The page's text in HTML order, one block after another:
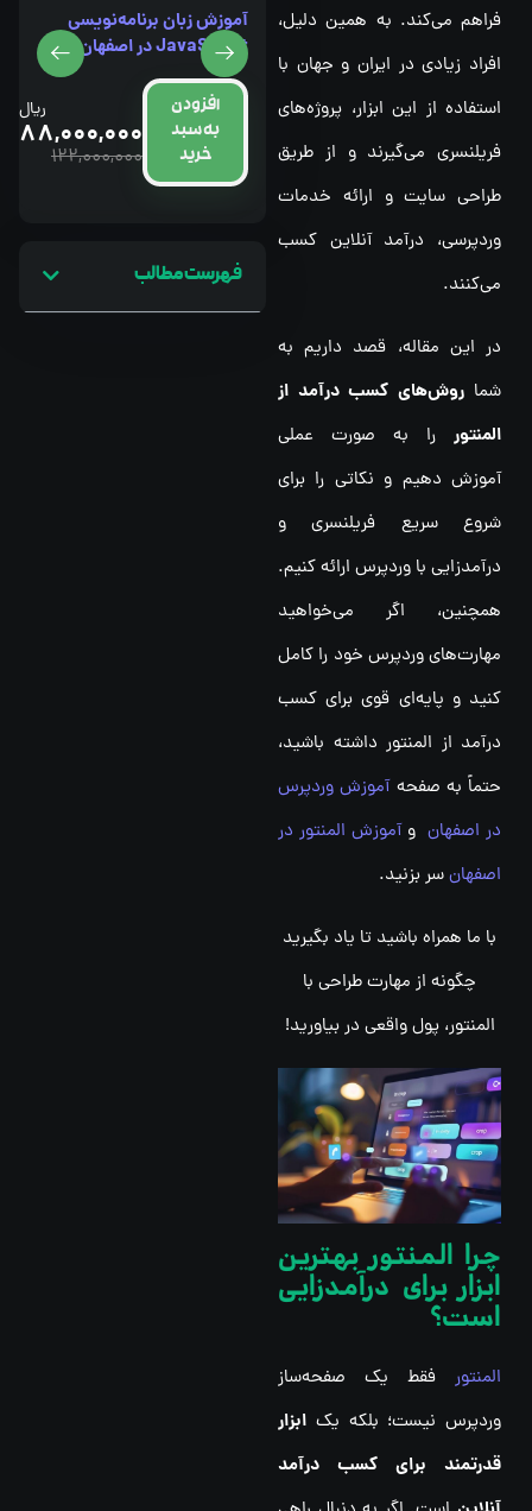
فراهم می‌کند. به همین دلیل،
افراد زیادی در ایران و جهان با
استفاده از این ابزار، پروژه‌های
فریلنسری می‌گیرند و از طریق
طراحی سایت و ارائه خدمات
وردپرسی، درآمد آنلاین کسب
می‌کنند.
در این مقاله، قصد داریم به
شماروش‌های کسب درآمد از
المنتور را به صورت عملی
آموزش دهیم و نکاتی را برای
شروع سریع فریلنسری و
درآمدزایی با وردپرس ارائه کنیم.
همچنین، اگر می‌خواهید
مهارت‌های وردپرس خود را کامل
کنید و پایه‌ای قوی برای کسب
درآمد از المنتور داشته باشید،
حتماً به صفحهآموزش وردپرس
در اصفهان وآموزش المنتور در
اصفهانسر بزنید.
با ما همراه باشید تا یاد بگیرید
چگونه از مهارت طراحی با
المنتور، پول واقعی در بیاورید!
چرا المنتور بهترین
ابزار برای درآمدزایی
است؟
المنتور فقط یک صفحه‌ساز
وردپرس نیست؛ بلکه یک ابزار
قدرتمند برای کسب درآمد
افزودن
خرید
ریال
88,000,000
122,000,000
آموزش زبان برنامه‌نویسی
JavaScript در اصفهان
افزودن
به سبد
خرید
ریال
88,000,000
122,000,000
فهرست مطالب